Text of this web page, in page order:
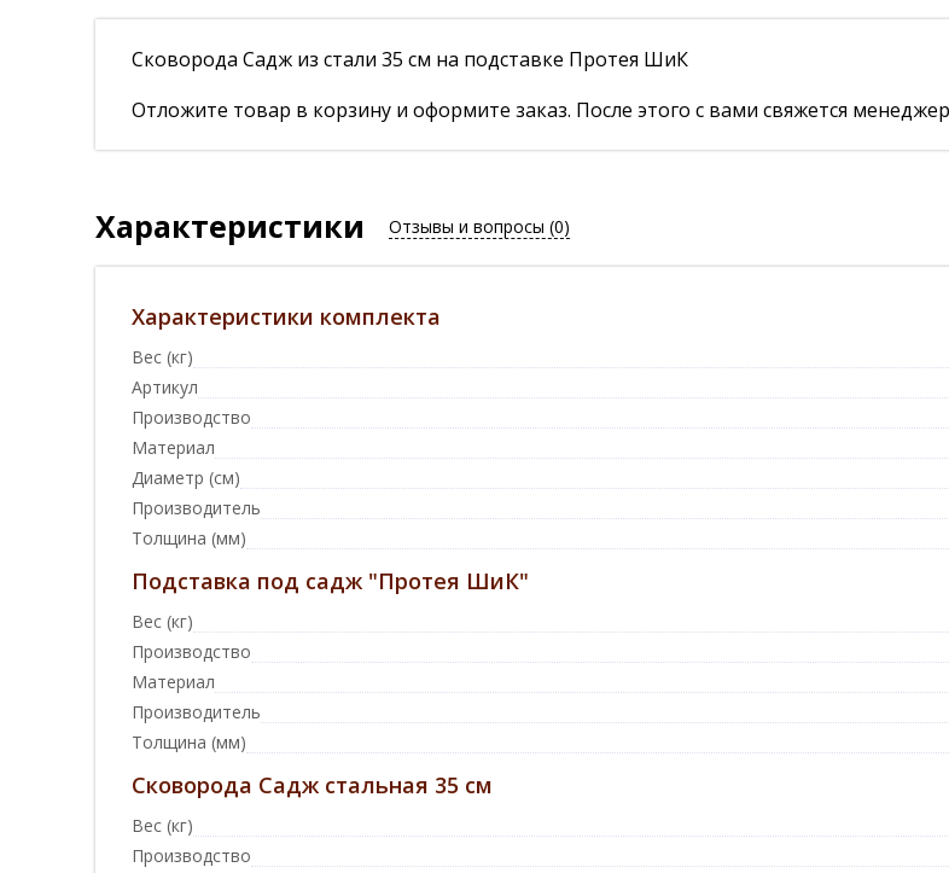
Сковорода Садж из стали 35 см на подставке Протея ШиК
Отложите товар в корзину и оформите заказ. После этого с вами свяжется
Характеристики Отзывы и вопросы (0)
Характеристики комплекта
Вес (кг)
Артикул
Производство
Материал
Диаметр (см)
Производитель
Толщина (мм)
Подставка под садж "Протея ШиК"
Вес (кг)
Производство
Материал
Производитель
Толщина (мм)
Сковорода Садж стальная 35 см
Вес (кг)
Производство